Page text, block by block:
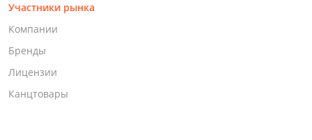
Участники рынка
Компании
Бренды
Лицензии
Канцтовары